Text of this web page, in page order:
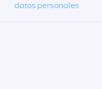
datos personales